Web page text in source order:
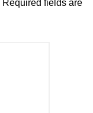
Required fields are